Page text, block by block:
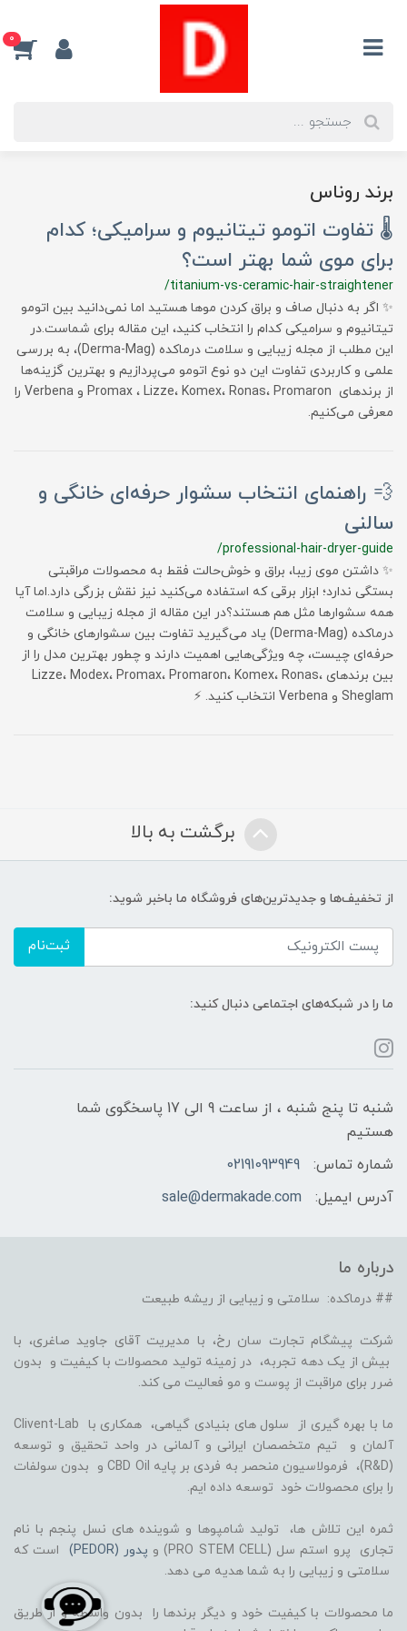
0
برند روناس
🌡 تفاوت اتومو تیتانیوم و سرامیکی؛ کدام
برای موی شما بهتر است؟
/titanium-vs-ceramic-hair-straightener
✨ اگر به دنبال صاف و براق کردن موها هستید اما نمی‌دانید بین اتومو
تیتانیوم و سرامیکی کدام را انتخاب کنید، این مقاله برای شماست.در
این مطلب از مجله زیبایی و سلامت درماکده (Derma-Mag)، به بررسی
علمی و کاربردی تفاوت این دو نوع اتومو می‌پردازیم و بهترین گزینه‌ها
از برندهای Promax ، Lizze، Komex، Ronas، Promaron و Verbena را
معرفی می‌کنیم.
💨 راهنمای انتخاب سشوار حرفه‌ای خانگی و
سالنی
/professional-hair-dryer-guide
✨ داشتن موی زیبا، براق و خوش‌حالت فقط به محصولات مراقبتی
بستگی ندارد؛ ابزار برقی که استفاده می‌کنید نیز نقش بزرگی دارد.اما آیا
همه سشوارها مثل هم هستند؟در این مقاله از مجله زیبایی و سلامت
درماکده (Derma-Mag) یاد می‌گیرید تفاوت بین سشوارهای خانگی و
حرفه‌ای چیست، چه ویژگی‌هایی اهمیت دارند و چطور بهترین مدل را از
بین برندهای Lizze، Modex، Promax، Promaron، Komex، Ronas،
Sheglam و Verbena انتخاب کنید. ⚡
برگشت به بالا
از تخفیف‌ها و جدیدترین‌های فروشگاه ما باخبر شوید:
ثبت‌نام
ما را در شبکه‌های اجتماعی دنبال کنید:
شنبه تا پنج شنبه ، از ساعت 9 الی 17 پاسخگوی شما
هستیم
شماره تماس:
02191093949
آدرس ایمیل:
sale@dermakade.com
درباره ما
## درماکده: سلامتی و زیبایی از ریشه طبیعت
شرکت پیشگام تجارت سان رخ، با مدیریت آقای جاوید صاغری، با
بیش از یک دهه تجربه، در زمینه تولید محصولات با کیفیت و بدون
ضرر برای مراقبت از پوست و مو فعالیت می کند.
ما با بهره گیری از سلول های بنیادی گیاهی، همکاری با Clivent-Lab
آلمان و تیم متخصصان ایرانی و آلمانی در واحد تحقیق و توسعه
(R&D)، فرمولاسیون منحصر به فردی بر پایه CBD Oil و بدون سولفات
را برای محصولات خود توسعه داده ایم.
ثمره این تلاش ها، تولید شامپوها و شوینده های نسل پنجم با نام
تجاری پرو استم سل (PRO STEM CELL) و
پدور (PEDOR)
است که
سلامتی و زیبایی را به شما هدیه می دهد.
ما محصولات با کیفیت خود و دیگر برندها را بدون واسطه و از طریق